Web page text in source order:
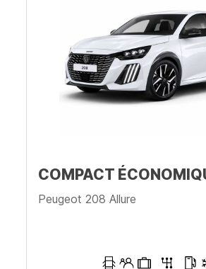
COMPACT
Peugeot 208 Allure